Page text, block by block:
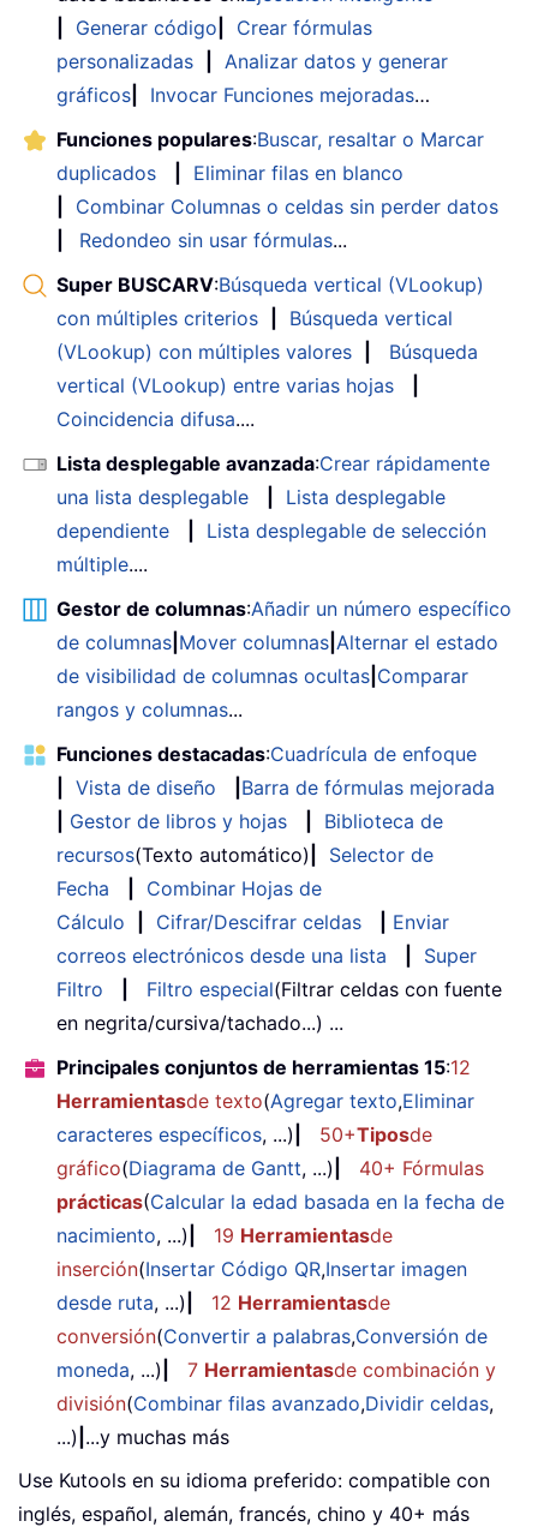
Generar código
Crear fórmulas
personalizadas
Analizar datos y generar
gráficos
Invocar Funciones mejoradas…
Funciones populares:Buscar, resaltar o Marcar
duplicados
Eliminar filas en blanco
Combinar Columnas o celdas sin perder datos
Redondeo sin usar fórmulas...
Super BUSCARV:Búsqueda vertical (VLookup)
con múltiples criterios
Búsqueda vertical
(VLookup) con múltiples valores
Búsqueda
vertical (VLookup) entre varias hojas
Coincidencia difusa....
Lista desplegable avanzada:Crear rápidamente
una lista desplegable
Lista desplegable
dependiente
Lista desplegable de selección
múltiple....
Gestor de columnas:Añadir un número específico
de columnas Mover columnas Alternar el estado
de visibilidad de columnas ocultas Comparar
rangos y columnas...
Funciones destacadas:Cuadrícula de enfoque
Vista de diseño
Barra de fórmulas mejorada
Gestor de libros y hojas
Biblioteca de
recursos(Texto automático)
Selector de
Fecha
Combinar Hojas de
Cálculo
Cifrar/Descifrar celdas
Enviar
correos electrónicos desde una lista
Super
Filtro
Filtro especial(Filtrar celdas con fuente
en negrita/cursiva/tachado...) ...
Principales conjuntos de herramientas 15:12
Herramientasde texto(Agregar texto,Eliminar
caracteres específicos, ...) 50+Tiposde
gráfico(Diagrama de Gantt, ...)
40+ Fórmulas
prácticas(Calcular la edad basada en la fecha de
nacimiento, ...) 19 Herramientasde
inserción(Insertar Código QR,Insertar imagen
desde ruta, ...) 12 Herramientasde
conversión(Convertir a palabras,Conversión de
moneda, ...) 7 Herramientasde combinación y
división(Combinar filas avanzado,Dividir celdas,
...) ...y muchas más
Use Kutools en su idioma preferido: compatible con
inglés, español, alemán, francés, chino y 40+ más